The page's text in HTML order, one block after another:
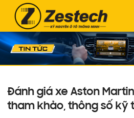
Đánh giá xe Aston
tham khảo, thông số kỹ